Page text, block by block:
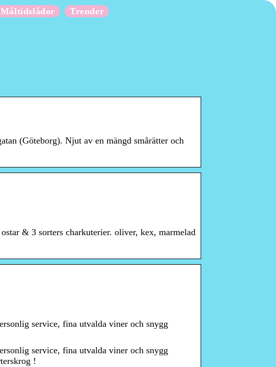
Måltidslådor Trender
(Göteborg). Njut av en mängd smårätter och
& 3 sorters charkuterier. oliver, kex, marmelad
service, fina utvalda viner och snygg
service, fina utvalda viner och snygg
!